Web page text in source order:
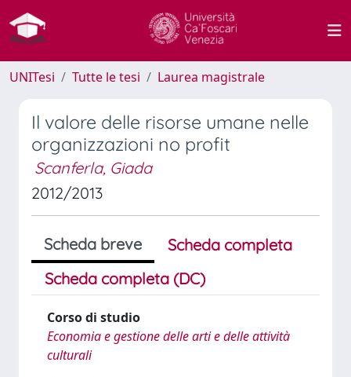
UNITesi Tutte le tesi Laurea magistrale
Il valore delle risorse umane nelle
organizzazioni no profit
Scanferla, Giada
2012/2013
Scheda breve
Scheda completa
Scheda completa (DC)
Corso di studio
Economia e gestione delle arti e delle attività
culturali